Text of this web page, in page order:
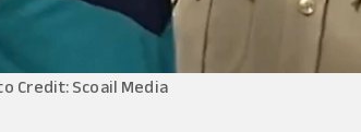
Credit: Scoail Media